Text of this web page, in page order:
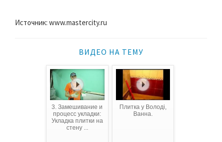
Источник: www.mastercity.ru
ВИДЕО НА ТЕМУ
3. Замешивание и
процесс укладки:
Укладка плитки на
стену ...
Плитка у Володі,
Ванна.